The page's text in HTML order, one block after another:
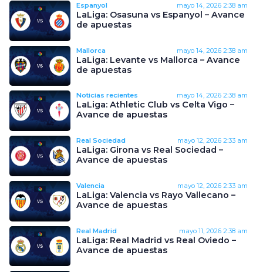
Espanyol mayo 14, 2026 2:38 am
LaLiga: Osasuna vs Espanyol – Avance
de apuestas
Mallorca mayo 14, 2026 2:38 am
LaLiga: Levante vs Mallorca – Avance
de apuestas
Noticias recientes mayo 14, 2026 2:38 am
LaLiga: Athletic Club vs Celta Vigo –
Avance de apuestas
Real Sociedad mayo 12, 2026 2:33 am
LaLiga: Girona vs Real Sociedad –
Avance de apuestas
Valencia mayo 12, 2026 2:33 am
LaLiga: Valencia vs Rayo Vallecano –
Avance de apuestas
Real Madrid mayo 11, 2026 2:38 am
LaLiga: Real Madrid vs Real Oviedo –
Avance de apuestas